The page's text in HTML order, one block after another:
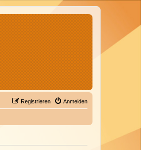
Anmelden
Registrieren